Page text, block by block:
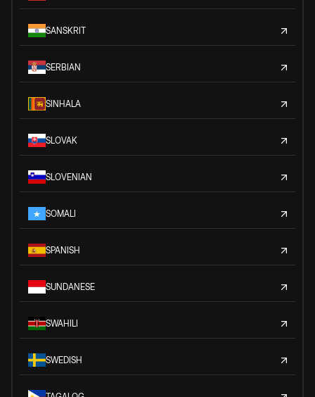
SANSKRIT
SERBIAN
SINHALA
SLOVAK
SLOVENIAN
SOMALI
SPANISH
SUNDANESE
SWAHILI
SWEDISH